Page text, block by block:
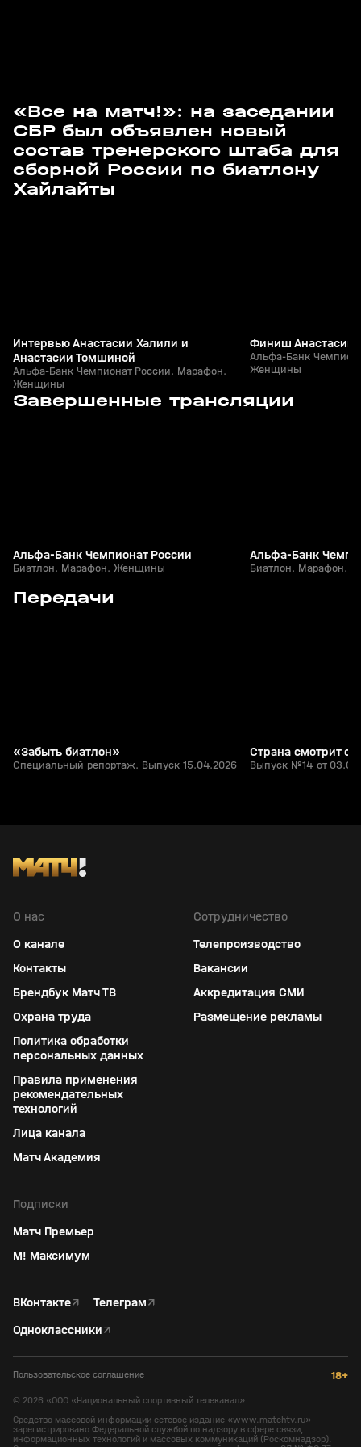
«Все на матч!»: на заседании
СБР был объявлен новый
состав тренерского штаба для
сборной России по биатлону
Хайлайты
29 мар, 11:39
Интервью Анастасии Халили и
Анастасии Томшиной
Альфа-Банк Чемпионат России. Марафон.
Женщины
29 мар, 11:34
Финиш Анастасии
Альфа-Банк
Женщины
Завершенные трансляции
29 мар, 09:01
Альфа-Банк Чемпионат России
Биатлон. Марафон. Женщины
Альфа-Банк
Биатлон. Марафон.
Передачи
15 апр, 13:09
«Забыть биатлон»
Специальный репортаж. Выпуск 15.04.2026
Страна смотрит
Выпуск №14 от
О нас
О канале
Контакты
Брендбук Матч ТВ
Охрана труда
Политика обработки
персональных данных
Правила применения
рекомендательных
технологий
Лица канала
Матч Академия
Сотрудничество
Телепроизводство
Вакансии
Аккредитация СМИ
Размещение рекламы
Подписки
Матч Премьер
М! Максимум
ВКонтакте↗ Телеграм↗
Одноклассники↗
Пользовательское соглашение 18+
© 2026 «ООО «Национальный спортивный телеканал»
Средство массовой информации сетевое издание «www.matchtv.ru»
зарегистрировано Федеральной службой по надзору в сфере связи,
информационных технологий и массовых коммуникаций (Роскомнадзор).